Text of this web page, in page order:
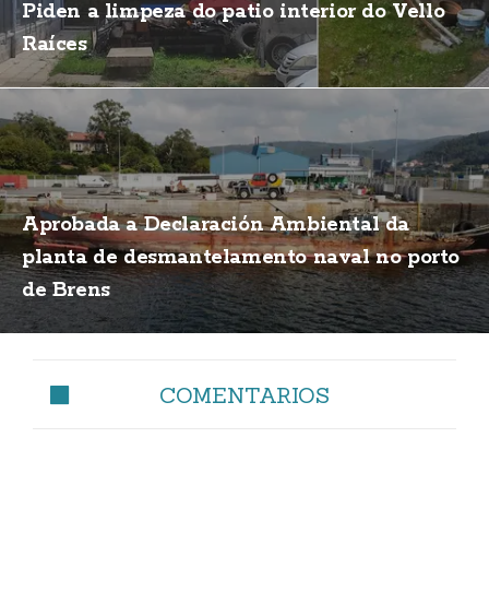
Piden a limpeza do patio interior do Vello
Raíces
Aprobada a Declaración Ambiental da
planta de desmantelamento naval no porto
de Brens
COMENTARIOS